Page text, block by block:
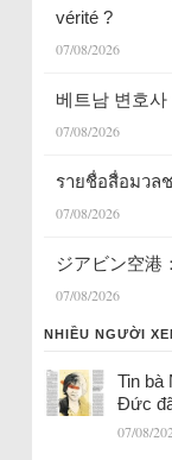
vérité ?
07/08/2026
베트남 변호
07/08/2026
รายชื่อสื่อมวล
07/08/2026
ジアビン空港
07/08/2026
NHIỀU NGƯỜI
Tin bà
Đức
07/08/